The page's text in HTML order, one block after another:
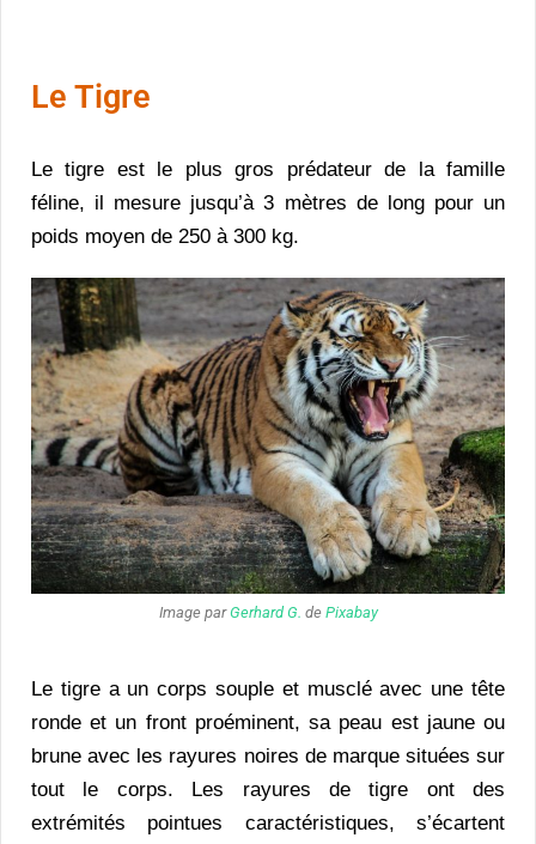
Le Tigre
Le tigre est le plus gros prédateur de la famille
féline, il mesure jusqu’à 3 mètres de long pour un
poids moyen de 250 à 300 kg.
Image parGerhard G. de Pixabay
Le tigre a un corps souple et musclé avec une tête
ronde et un front proéminent, sa peau est jaune ou
brune avec les rayures noires de marque situées sur
tout le corps. Les rayures de tigre ont des
extrémités pointues caractéristiques, s’écartent